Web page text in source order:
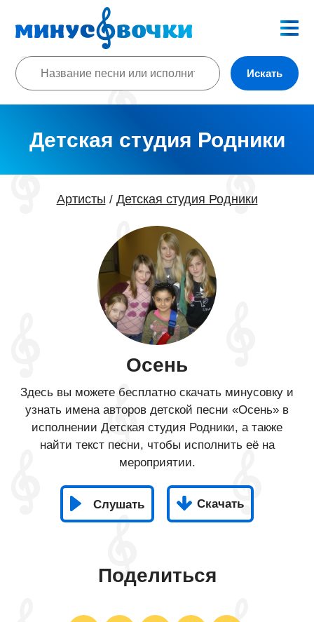
Искать
Детская студия Родники
Артисты / Детская студия Родники
Осень
Здесь вы можете бесплатно скачать минусовку и
узнать имена авторов детской песни «Осень» в
исполнении Детская студия Родники, а также
найти текст песни, чтобы исполнить её на
мероприятии.
Слушать Скачать
Поделиться